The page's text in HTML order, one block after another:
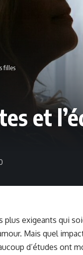
filles
et
plus exigeants qui
Mais quel
d’études ont